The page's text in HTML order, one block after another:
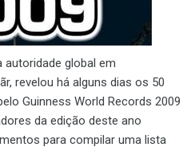
autoridade global em
revelou há alguns dias os 50
Guinness World Records 2009
da edição deste ano
para compilar uma lista